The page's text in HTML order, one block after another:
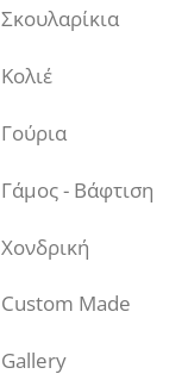
Σκουλαρίκια
Κολιέ
Γούρια
Γάμος - Βάφτιση
Χονδρική
Custom Made
Gallery